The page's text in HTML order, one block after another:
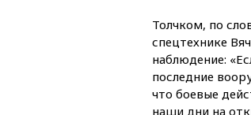
Толчком, по
спецтехнике
наблюдение:
последние
что боевые
наши дни на